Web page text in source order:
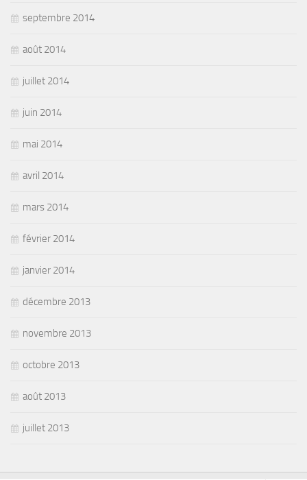
septembre 2014
août 2014
juillet 2014
juin 2014
mai 2014
avril 2014
mars 2014
février 2014
janvier 2014
décembre 2013
novembre 2013
octobre 2013
août 2013
juillet 2013